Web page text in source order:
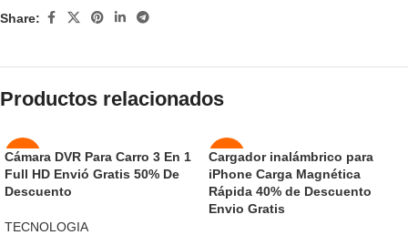
Share:
Productos relacionados
-50%
NUEVO
Cámara DVR Para Carro 3 En 1
Full HD Envió Gratis 50% De
Descuento
TECNOLOGIA
-45%
AGOT
ADO
Cargador inalámbrico para
iPhone Carga Magnética
Rápida 40% de Descuento
Envio Gratis